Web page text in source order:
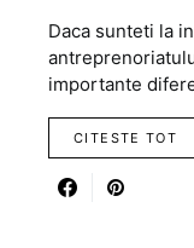
Daca sunteti la
importante
CITESTE TOT